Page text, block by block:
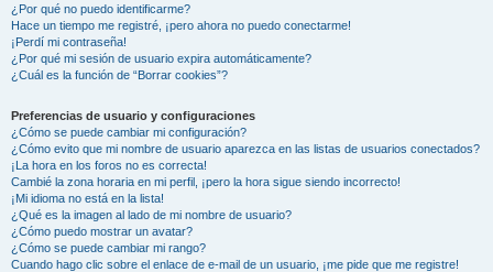
¿Por qué no puedo identificarme?
Hace un tiempo me registré, ¡pero ahora no puedo conectarme!
¡Perdí mi contraseña!
¿Por qué mi sesión de usuario expira automáticamente?
¿Cuál es la función de “Borrar cookies”?
Preferencias de usuario y configuraciones
¿Cómo se puede cambiar mi configuración?
¿Cómo evito que mi nombre de usuario aparezca en las listas de usuarios conectados?
¡La hora en los foros no es correcta!
Cambié la zona horaria en mi perfil, ¡pero la hora sigue siendo incorrecto!
¡Mi idioma no está en la lista!
¿Qué es la imagen al lado de mi nombre de usuario?
¿Cómo puedo mostrar un avatar?
¿Cómo se puede cambiar mi rango?
Cuando hago clic sobre el enlace de e-mail de un usuario, ¡me pide que me registre!